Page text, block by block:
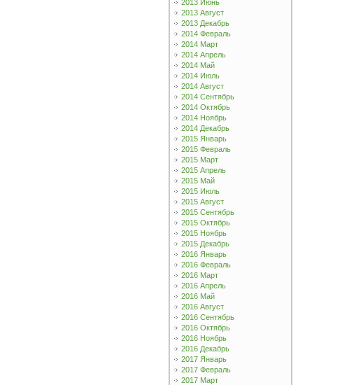
2013 Июнь
2013 Август
2013 Декабрь
2014 Февраль
2014 Март
2014 Апрель
2014 Май
2014 Июль
2014 Август
2014 Сентябрь
2014 Октябрь
2014 Ноябрь
2014 Декабрь
2015 Январь
2015 Февраль
2015 Март
2015 Апрель
2015 Май
2015 Июль
2015 Август
2015 Сентябрь
2015 Октябрь
2015 Ноябрь
2015 Декабрь
2016 Январь
2016 Февраль
2016 Март
2016 Апрель
2016 Май
2016 Август
2016 Сентябрь
2016 Октябрь
2016 Ноябрь
2016 Декабрь
2017 Январь
2017 Февраль
2017 Март